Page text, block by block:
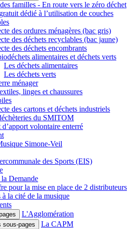
familles - En route vers le zéro déchet
dédié à l’utilisation de couches
des ordures ménagères (bac gris)
des déchets recyclables (bac jaune)
des déchets encombrants
alimentaires et déchets verts
Les déchets alimentaires
Les déchets verts
ménager
linges et chaussures
des cartons et déchets industriels
du SMITOM
d’apport volontaire enterré
Simone-Veil
des Sports (EIS)
Demande
pour la mise en place de 2 distributeurs
à la cité de la musique
L'Agglomération
sous-pages
La CAPM